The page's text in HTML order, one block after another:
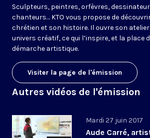
Sculpteurs, peintres, orfèvres,
chanteurs… KTO vous propose de
chrétien et son histoire. Il ouvre son
univers créatif, ce qui l’inspire, et la place
démarche artistique.
Visiter la page de l'émission
Autres vidéos de l'émission
Mardi 27 juin 2017
Aude Carré,